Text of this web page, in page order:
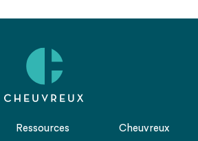
Ressources Cheuvreux